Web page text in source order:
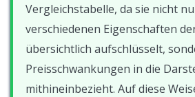
Vergleichstabelle, da sie nicht
verschiedenen Eigenschaften
übersichtlich aufschlüsselt,
Preisschwankungen in die
mithineinbezieht. Auf diese